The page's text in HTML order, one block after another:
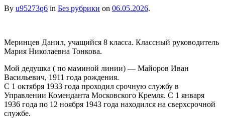
By u95273q6 in Без рубрики on 06.05.2026.
Меринцев Данил, учащийся 8 класса. Классный руководитель
Мария Николаевна Тонкова.
Мой дедушка ( по маминой линии) — Майоров Иван
Васильевич, 1911 года рождения.
С 1 октября 1933 года проходил срочную службу в
Управлении Коменданта Московского Кремля. С 1 января
1936 года по 12 ноября 1943 года находился на сверхсрочной
службе.